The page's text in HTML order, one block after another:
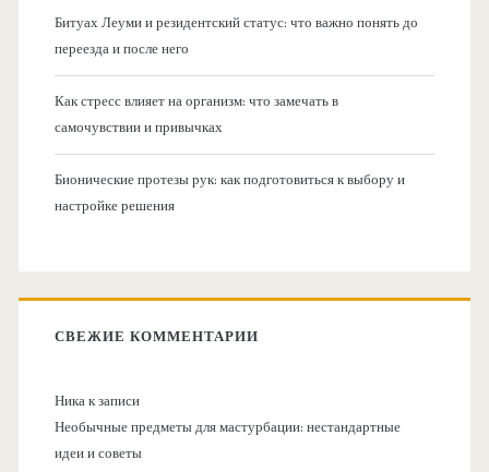
Битуах Леуми и резидентский статус: что важно понять до
переезда и после него
Как стресс влияет на организм: что замечать в
самочувствии и привычках
Бионические протезы рук: как подготовиться к выбору и
настройке решения
СВЕЖИЕ КОММЕНТАРИИ
Никак записи
Необычные предметы для мастурбации: нестандартные
идеи и советы